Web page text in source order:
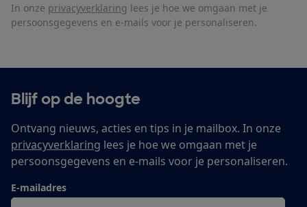
In onze privacyverklaring lees je hoe we omgaan met je
persoonsgegevens en e-mails voor je personaliseren.
Blijf op de hoogte
Ontvang nieuws, acties en tips in je mailbox. In onze
privacyverklaring lees je hoe we omgaan met je
persoonsgegevens en e-mails voor je personaliseren.
E-mailadres